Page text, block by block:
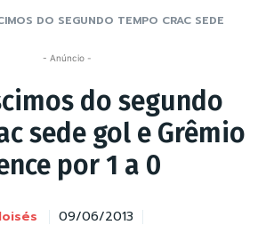
DO SEGUNDO TEMPO CRAC SEDE
- Anúncio -
do segundo
sede gol e Grêmio
por 1 a 0
09/06/2013